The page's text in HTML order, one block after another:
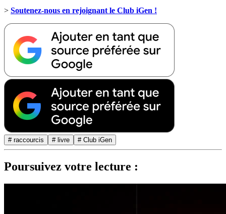
> Soutenez-nous en rejoignant le Club iGen !
# raccourcis # livre # Club iGen
Poursuivez votre lecture :